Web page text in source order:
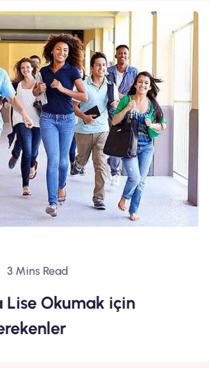
3 Mins Read
Lise Okumak için